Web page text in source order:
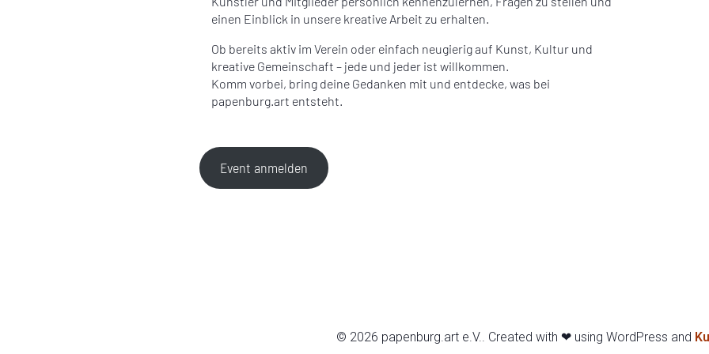
einen Einblick in unsere kreative Arbeit zu erhalten.
Ob bereits aktiv im Verein oder einfach neugierig auf Kunst, Kultur und
kreative Gemeinschaft – jede und jeder ist willkommen.
Komm vorbei, bring deine Gedanken mit und entdecke, was bei
papenburg.art entsteht.
Event anmelden
© 2026 papenburg.art e.V.. Created with ❤ using WordPress and